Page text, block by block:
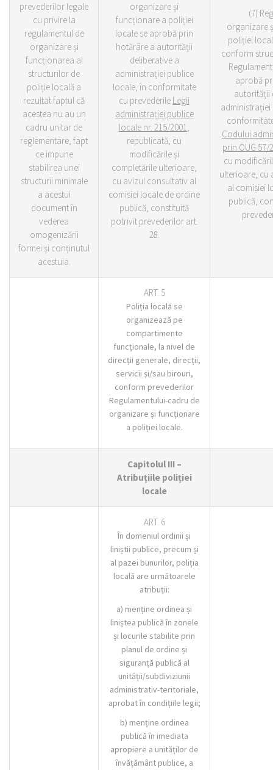
prevederilor legale
cu privire la
regulamentul de
organizare și
funcționarea al
structurilor de
poliție locală a
rezultat faptul că
acestea nu au un
cadru unitar de
reglementare, fapt
ce impune
stabilirea unei
structurii minimale
a acestui
document în
vederea
omogenizării
formei și conținutul
acestuia.
organizare și
funcționare a poliției
locale se aprobă prin
hotărâre a autorității
deliberative a
administrației publice
locale, în conformitate
cu prevederile Legii
administrației publice
locale nr. 215/2001,
republicată, cu
modificările și
completările ulterioare,
cu avizul consultativ al
comisiei locale de ordine
publică, constituită
potrivit prevederilor art.
28.
(7)
organizare
poliției
conform
aprobă
autorității
Codului
prin OUG 57/
cu
ulterioare, cu
al comisiei
publică,
ART. 5
Poliția locală se
organizează pe
compartimente
funcționale, la nivel de
direcții generale, direcții,
servicii și/sau birouri,
conform prevederilor
Regulamentului-cadru de
organizare și funcționare
a poliției locale.
Capitolul III –
Atribuțiile poliției
locale
ART. 6
În domeniul ordinii și
liniștii publice, precum și
al pazei bunurilor, poliția
locală are următoarele
atribuții:
a) menține ordinea și
liniștea publică în zonele
și locurile stabilite prin
planul de ordine și
siguranță publică al
unității/subdiviziunii
administrativ-teritoriale,
aprobat în condițiile legii;
b) menține ordinea
publică în imediata
apropiere a unităților de
învățământ publice, a